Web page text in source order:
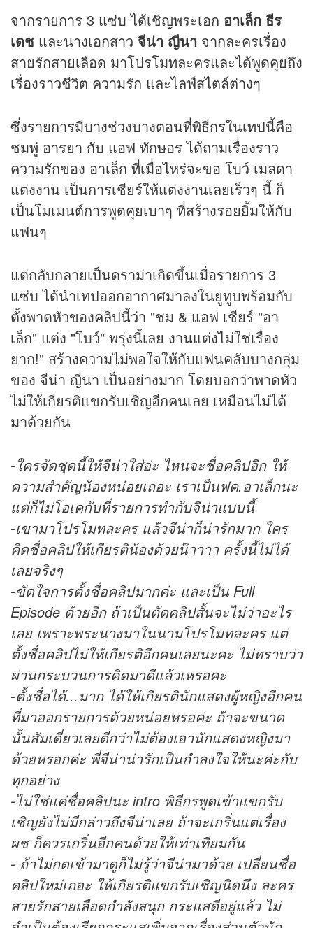
จากรายการ 3 แซ่บ ได้เชิญพระเอก อาเล็ก ธีร
เดช และนางเอกสาว จีน่า ญีนา จากละครเรื่อง
สายรักสายเลือด มาโปรโมทละครและได้พูดคุยถึง
เรื่องราวชีวิต ความรัก และไลฟ์สไตล์ต่างๆ
ซึ่งรายการมีบางช่วงบางตอนที่พิธีกรในเทปนี้คือ
ชมพู่ อารยา กับ แอฟ ทักษอร ได้ถามเรื่องราว
ความรักของ อาเล็ก ที่เมื่อไหร่จะขอ โบว์ เมลดา
แต่งงาน เป็นการเชียร์ให้แต่งงานเลยเร็วๆ นี้ ก็
เป็นโมเมนต์การพูดคุยเบาๆ ที่สร้างรอยยิ้มให้กับ
แฟนๆ
แต่กลับกลายเป็นดราม่าเกิดขึ้นเมื่อรายการ 3
แซ่บ ได้นำเทปออกอากาศมาลงในยูทูบพร้อมกับ
ตั้งพาดหัวของคลิปนี้ว่า "ชม & แอฟ เชียร์ "อา
เล็ก" แต่ง "โบว์" พรุ่งนี้เลย งานแต่งไม่ใช่เรื่อง
ยาก!" สร้างความไม่พอใจให้กับแฟนคลับบางกลุ่ม
ของ จีน่า ญีนา เป็นอย่างมาก โดยบอกว่าพาดหัว
ไม่ให้เกียรติแขกรับเชิญอีกคนเลย เหมือนไม่ได้
มาด้วยกัน
-ใครจัดชุดนี้ให้จีน่าใส่อ่ะ ไหนจะชื่อคลิปอีก ให้
ความสำคัญน้องหน่อยเถอะ เราเป็นฟค.อาเล็กนะ
แต่ก็ไม่โอเคกับที่รายการทำกับจีน่าแบบนี้
-เขามาโปรโมทละคร แล้วจีน่าก็น่ารักมาก ใคร
คิดชื่อคลิปให้เกียรติน้องด้วยน๊าาาา ครั้งนี้ไม่ได้
เลยจริงๆ
-ขัดใจการตั้งชื่อคลิปมากค่ะ และเป็น Full
Episode ด้วยอีก ถ้าเป็นตัดคลิปสั้นจะไม่ว่าอะไร
เลย เพราะพระนางมาในนามโปรโมทละคร แต่
ตั้งชื่อคลิปไม่ให้เกียรติอีกคนเลยนะคะ ไม่ทราบว่า
ผ่านกระบวนการคิดมาดีแล้วเหรอคะ
-ตั้งชื่อได้...มาก ได้ให้เกียรตินักแสดงผู้หญิงอีกคน
ที่มาออกรายการด้วยหน่อยหรอค่ะ ถ้าจะขนาด
นั้นสัมเดี่ยวเลยดีกว่าไม่ต้องเอานักแสดงหญิงมา
ด้วยหรอกค่ะ พี่จีน่าน่ารักเป็นกำลงใจให้นะค่ะกับ
ทุกอย่าง
-ไม่ใช่แค่ชื่อคลิปนะ intro พิธีกรพูดเข้าแขกรับ
เชิญยังไม่มีกล่าวถึงจีน่าเลย ถ้าจะเกริ่นแต่เรื่อง
ผช ก็ควรเกริ่นอีกคนด้วยให้เท่าเทียมกัน
- ถ้าไม่กดเข้ามาดูก็ไม่รู้ว่าจีน่ามาด้วย เปลี่ยนชื่อ
คลิปใหม่เถอะ ให้เกียรติแขกรับเชิญนิดนึง ละคร
สายรักสายเลือดกำลังสนุก กระแสดีอยู่แล้ว ไม่